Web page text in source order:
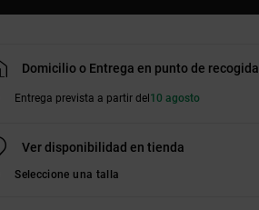
Domicilio o Entrega en punto de recogida
Entrega prevista a partir del10 agosto
Ver disponibilidad en tienda
Seleccione una talla